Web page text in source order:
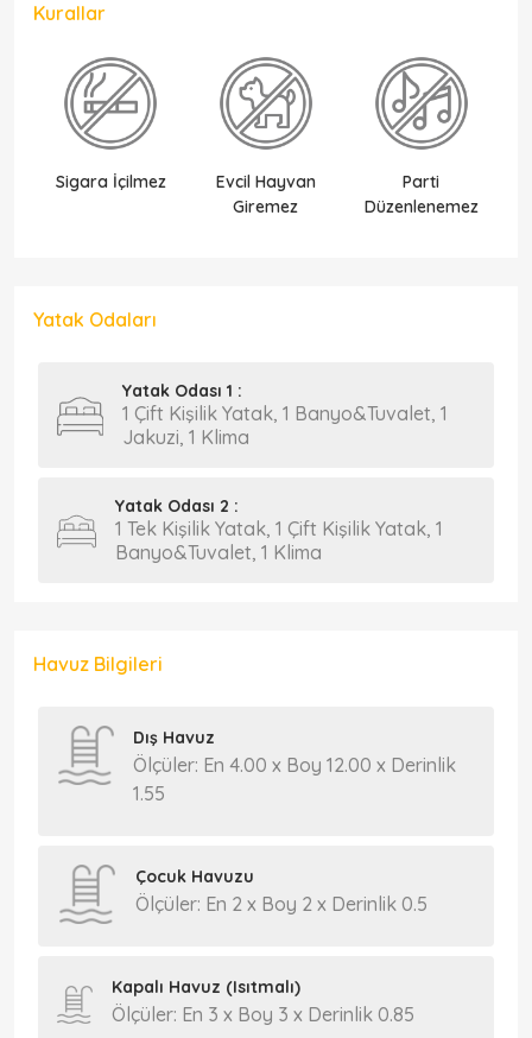
Kurallar
Sigara İçilmez
Evcil Hayvan
Giremez
Parti
Düzenlenemez
Yatak Odaları
Yatak Odası 1 :
1 Çift Kişilik Yatak, 1 Banyo&Tuvalet, 1
Jakuzi, 1 Klima
Yatak Odası 2 :
1 Tek Kişilik Yatak, 1 Çift Kişilik Yatak, 1
Banyo&Tuvalet, 1 Klima
Havuz Bilgileri
Dış Havuz
Ölçüler: En 4.00 x Boy 12.00 x Derinlik
1.55
Çocuk Havuzu
Ölçüler: En 2 x Boy 2 x Derinlik 0.5
Kapalı Havuz (Isıtmalı)
Ölçüler: En 3 x Boy 3 x Derinlik 0.85